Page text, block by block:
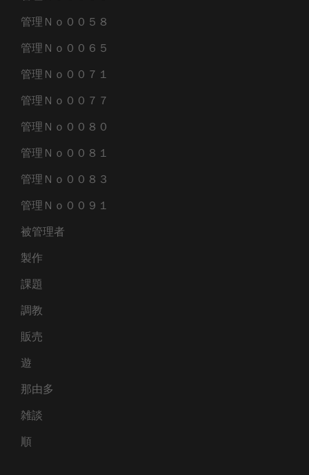
管理Ｎｏ００５８
管理Ｎｏ００６５
管理Ｎｏ００７１
管理Ｎｏ００７７
管理Ｎｏ００８０
管理Ｎｏ００８１
管理Ｎｏ００８３
管理Ｎｏ００９１
被管理者
製作
課題
調教
販売
遊
那由多
雑談
順